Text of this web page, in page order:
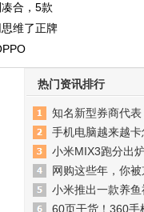
合，5款
维了正牌
热门资讯排行
知名新型券商代
手机电脑越来越卡
小米MIX3跑分出
网购这些年，你
小米推出一款养
60页干货！360手